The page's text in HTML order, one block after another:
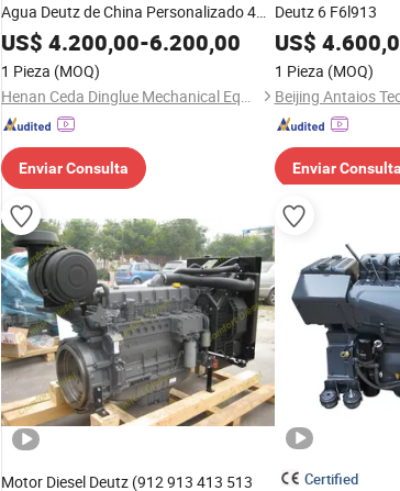
Agua Deutz de China Personalizado 4
para Maquinaria de Camiones FAW
Bf4m1013e
US$ 4.200,00-6.200,00
1 Pieza (MOQ)
Henan Ceda Dinglue Mechanical Equipment Co., Ltd.
Enviar Consulta
Deutz 6 F6l913
US$
1 Pieza (MOQ)
Beijing Antaios
Enviar Consulta
Motor Diesel Deutz (912 913 413 513
Certified